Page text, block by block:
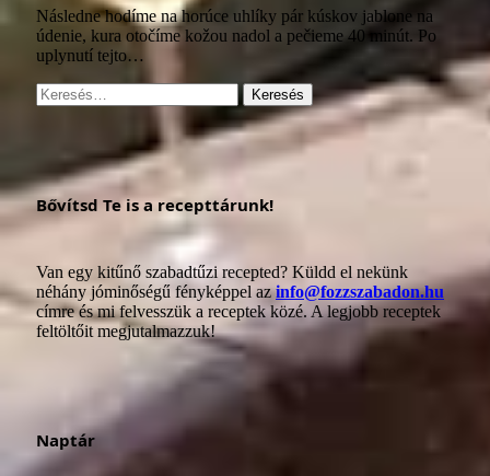
Následne hodíme na horúce uhlíky pár kúskov jablone na
údenie, kura otočíme kožou nadol a pečieme 40 minút. Po
uplynutí tejto…
Keresés:
Bővítsd Te is a recepttárunk!
Van egy kitűnő szabadtűzi recepted? Küldd el nekünk
néhány jóminőségű fényképpel azinfo@fozzszabadon.hu
címre és mi felvesszük a receptek közé. A legjobb receptek
feltöltőit megjutalmazzuk!
Naptár